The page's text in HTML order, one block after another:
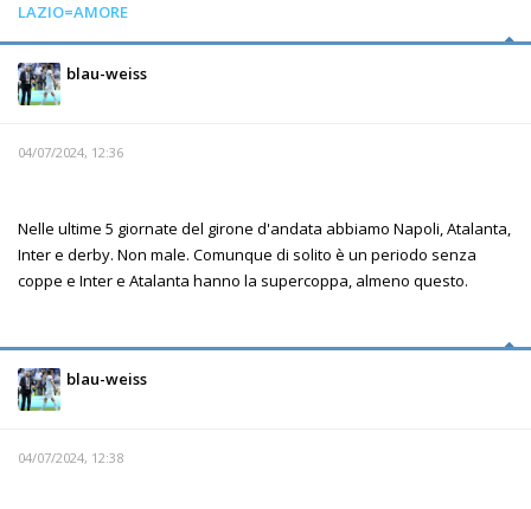
LAZIO=AMORE
blau-weiss
04/07/2024, 12:36
Nelle ultime 5 giornate del girone d'andata abbiamo Napoli, Atalanta,
Inter e derby. Non male. Comunque di solito è un periodo senza
coppe e Inter e Atalanta hanno la supercoppa, almeno questo.
blau-weiss
04/07/2024, 12:38